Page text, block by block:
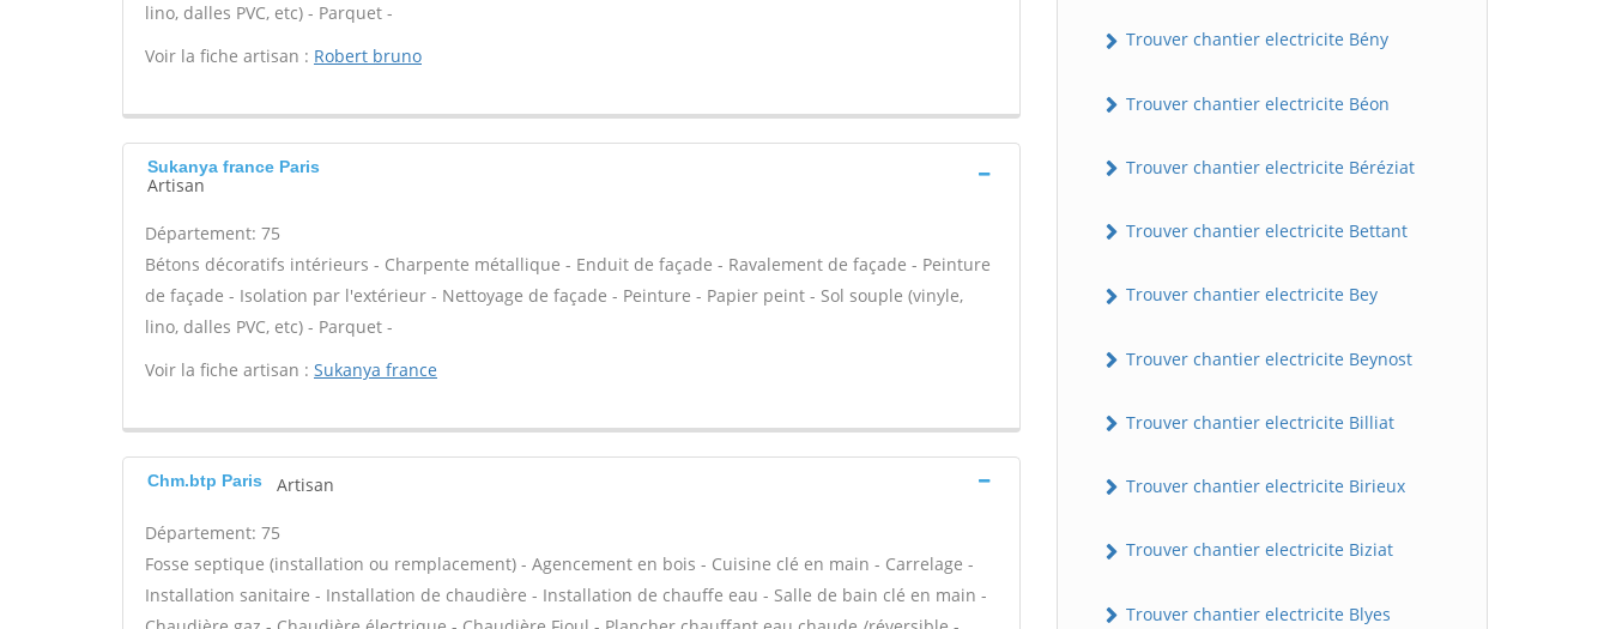
lino, dalles PVC, etc) - Parquet -
Voir la fiche artisan : Robert bruno
Sukanya france Paris
Artisan
Département: 75
Bétons décoratifs intérieurs - Charpente métallique - Enduit de façade - Ravalement de façade - Peinture
de façade - Isolation par l'extérieur - Nettoyage de façade - Peinture - Papier peint - Sol souple (vinyle,
lino, dalles PVC, etc) - Parquet -
Voir la fiche artisan : Sukanya france
Chm.btp Paris Artisan
Département: 75
Fosse septique (installation ou remplacement) - Agencement en bois - Cuisine clé en main - Carrelage -
Installation sanitaire - Installation de chaudière - Installation de chauffe eau - Salle de bain clé en main -
Trouver chantier electricite Bény
Trouver chantier electricite Béon
Trouver chantier electricite Béréziat
Trouver chantier electricite Bettant
Trouver chantier electricite Bey
Trouver chantier electricite Beynost
Trouver chantier electricite Billiat
Trouver chantier electricite Birieux
Trouver chantier electricite Biziat
Trouver chantier electricite Blyes